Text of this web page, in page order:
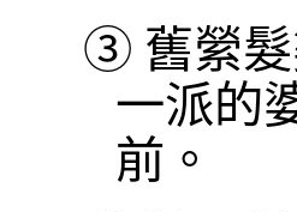
③ 舊縈
一派的
前。